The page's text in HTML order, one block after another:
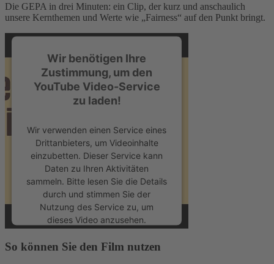
Die GEPA in drei Minuten: ein Clip, der kurz und anschaulich
unsere Kernthemen und Werte wie „Fairness“ auf den Punkt bringt.
Wir benötigen Ihre
Zustimmung, um den
YouTube Video-Service
zu laden!
Wir verwenden einen Service eines
Drittanbieters, um Videoinhalte
einzubetten. Dieser Service kann
Daten zu Ihren Aktivitäten
sammeln. Bitte lesen Sie die Details
durch und stimmen Sie der
Nutzung des Service zu, um
dieses Video anzusehen.
Mehr Informationen
So können Sie den Film nutzen